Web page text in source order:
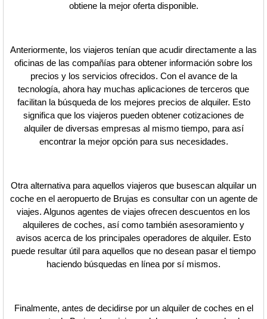
obtiene la mejor oferta disponible.
Anteriormente, los viajeros tenían que acudir directamente a las
oficinas de las compañías para obtener información sobre los
precios y los servicios ofrecidos. Con el avance de la
tecnología, ahora hay muchas aplicaciones de terceros que
facilitan la búsqueda de los mejores precios de alquiler. Esto
significa que los viajeros pueden obtener cotizaciones de
alquiler de diversas empresas al mismo tiempo, para así
encontrar la mejor opción para sus necesidades.
Otra alternativa para aquellos viajeros que busescan alquilar un
coche en el aeropuerto de Brujas es consultar con un agente de
viajes. Algunos agentes de viajes ofrecen descuentos en los
alquileres de coches, así como también asesoramiento y
avisos acerca de los principales operadores de alquiler. Esto
puede resultar útil para aquellos que no desean pasar el tiempo
haciendo búsquedas en línea por sí mismos.
Finalmente, antes de decidirse por un alquiler de coches en el